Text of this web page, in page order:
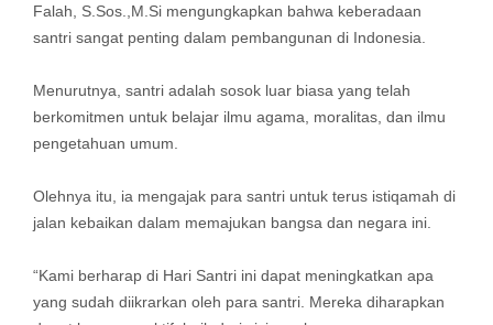
Falah, S.Sos.,M.Si mengungkapkan bahwa keberadaan
santri sangat penting dalam pembangunan di Indonesia.
Menurutnya, santri adalah sosok luar biasa yang telah
berkomitmen untuk belajar ilmu agama, moralitas, dan ilmu
pengetahuan umum.
Olehnya itu, ia mengajak para santri untuk terus istiqamah di
jalan kebaikan dalam memajukan bangsa dan negara ini.
“Kami berharap di Hari Santri ini dapat meningkatkan apa
yang sudah diikrarkan oleh para santri. Mereka diharapkan